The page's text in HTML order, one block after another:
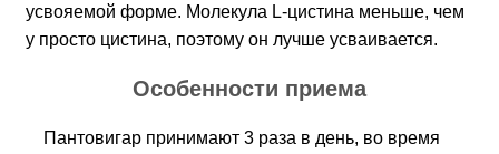
усвояемой форме. Молекула L-цистина меньше, чем
у просто цистина, поэтому он лучше усваивается.
Особенности приема
Пантовигар принимают 3 раза в день, во время